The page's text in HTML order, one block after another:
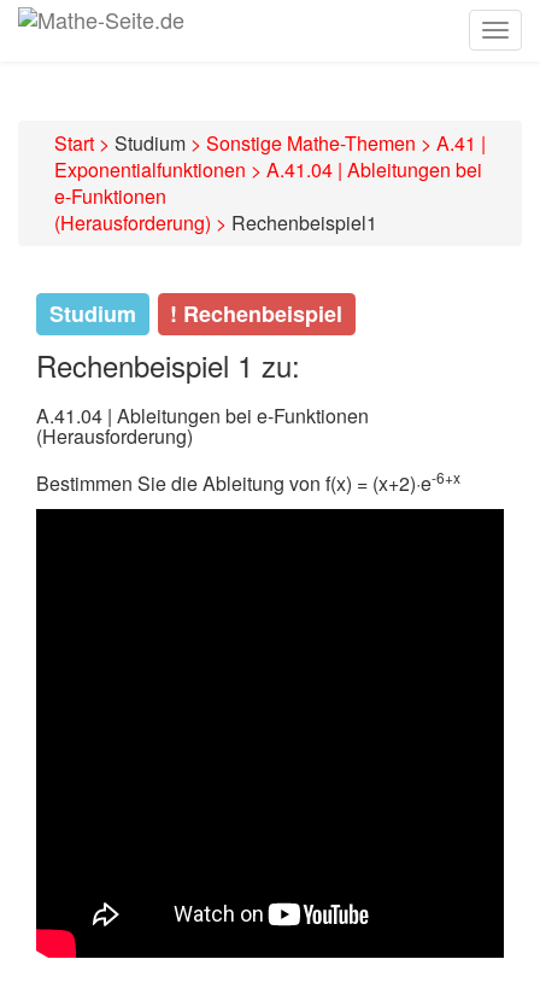
Start > Studium > Sonstige Mathe-Themen > A.41 |
Exponentialfunktionen > A.41.04 | Ableitungen bei
e-Funktionen
(Herausforderung) > Rechenbeispiel1
Studium ! Rechenbeispiel
Rechenbeispiel 1 zu:
A.41.04 | Ableitungen bei e-Funktionen
(Herausforderung)
Bestimmen Sie die Ableitung von f(x) = (x+2)·e-6+x